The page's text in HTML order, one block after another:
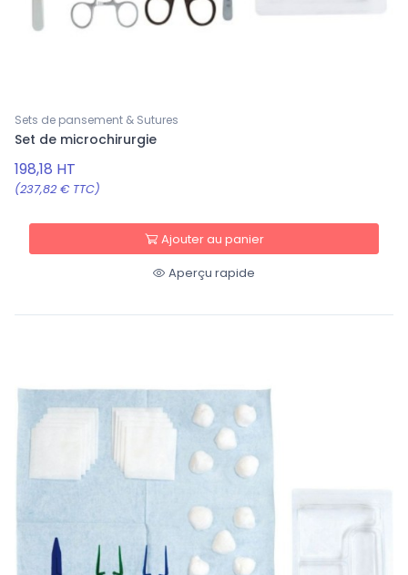
Sets de pansement & Sutures
Set de microchirurgie
198,18 HT
(237,82 € TTC)
Ajouter au panier
Aperçu rapide